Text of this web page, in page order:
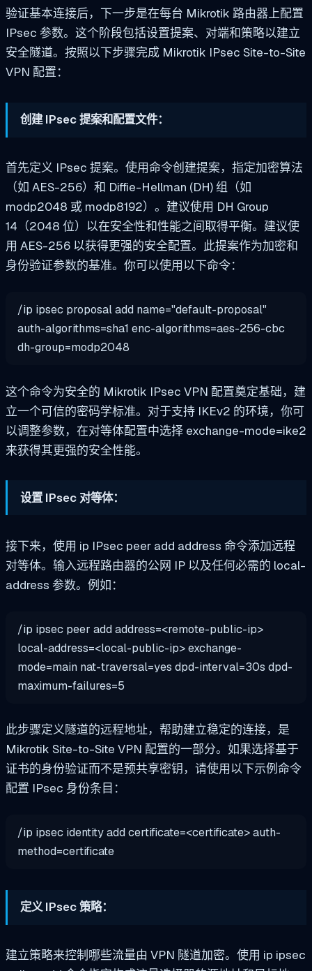
验证基本连接后，下一步是在每台 Mikrotik 路由器上配置
IPsec 参数。这个阶段包括设置提案、对端和策略以建立
安全隧道。按照以下步骤完成 Mikrotik IPsec Site-to-Site
VPN 配置：
创建 IPsec 提案和配置文件：
首先定义 IPsec 提案。使用命令创建提案，指定加密算法
（如 AES-256）和 Diffie-Hellman (DH) 组（如
modp2048 或 modp8192）。建议使用 DH Group
14（2048 位）以在安全性和性能之间取得平衡。建议使
用 AES-256 以获得更强的安全配置。此提案作为加密和
身份验证参数的基准。你可以使用以下命令：
/ip ipsec proposal add name="default-proposal"
auth-algorithms=sha1 enc-algorithms=aes-256-cbc
dh-group=modp2048
这个命令为安全的 Mikrotik IPsec VPN 配置奠定基础，建
立一个可信的密码学标准。对于支持 IKEv2 的环境，你可
以调整参数，在对等体配置中选择 exchange-mode=ike2
来获得其更强的安全性能。
设置 IPsec 对等体：
接下来，使用 ip IPsec peer add address 命令添加远程
对等体。输入远程路由器的公网 IP 以及任何必需的 local-
address 参数。例如：
/ip ipsec peer add address=<remote-public-ip>
local-address=<local-public-ip> exchange-
mode=main nat-traversal=yes dpd-interval=30s dpd-
maximum-failures=5
此步骤定义隧道的远程地址，帮助建立稳定的连接，是
Mikrotik Site-to-Site VPN 配置的一部分。如果选择基于
证书的身份验证而不是预共享密钥，请使用以下示例命令
配置 IPsec 身份条目：
/ip ipsec identity add certificate=<certificate> auth-
method=certificate
定义 IPsec 策略：
建立策略来控制哪些流量由 VPN 隧道加密。使用 ip ipsec